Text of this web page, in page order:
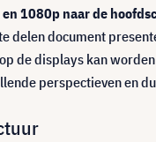
1080p naar de
delen document
displays kan
perspectieven en